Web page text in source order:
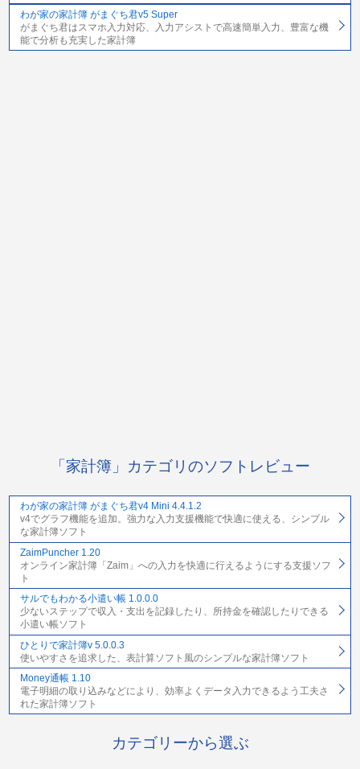
わが家の家計簿 がまぐち君v5 Super
がまぐち君はスマホ入力対応、入力アシストで高速簡単入力、豊富な機
能で分析も充実した家計簿
「家計簿」カテゴリのソフトレビュー
わが家の家計簿 がまぐち君v4 Mini 4.4.1.2
v4でグラフ機能を追加。強力な入力支援機能で快適に使える、シンプル
な家計簿ソフト
ZaimPuncher 1.20
オンライン家計簿「Zaim」への入力を快適に行えるようにする支援ソフ
ト
サルでもわかる小遣い帳 1.0.0.0
少ないステップで収入・支出を記録したり、所持金を確認したりできる
小遣い帳ソフト
ひとりで家計簿v 5.0.0.3
使いやすさを追求した、表計算ソフト風のシンプルな家計簿ソフト
Money通帳 1.10
電子明細の取り込みなどにより、効率よくデータ入力できるよう工夫さ
れた家計簿ソフト
カテゴリーから選ぶ